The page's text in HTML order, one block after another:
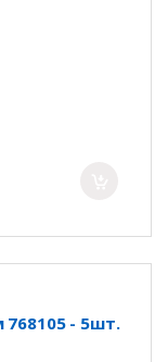
768105 - 5шт.